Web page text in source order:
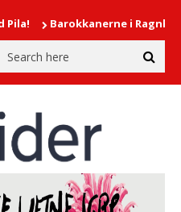
Barokkanerne i Ragnhild